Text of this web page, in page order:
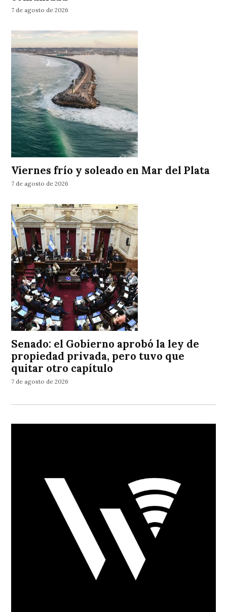
7 de agosto de 2026
Viernes frío y soleado en Mar del Plata
7 de agosto de 2026
Senado: el Gobierno aprobó la ley de
propiedad privada, pero tuvo que
quitar otro capítulo
7 de agosto de 2026